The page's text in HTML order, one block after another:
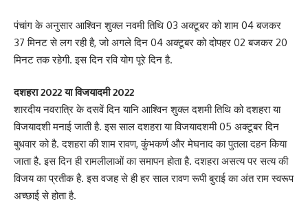
पंचांग के अनुसार आश्विन शुक्ल नवमी तिथि 03 अक्टूबर को शाम 04 बजकर
37 मिनट से लग रही है, जो अगले दिन 04 अक्टूबर को दोपहर 02 बजकर 20
मिनट तक रहेगी. इस दिन रवि योग पूरे दिन है.
दशहरा 2022 या विजयादमी 2022
शारदीय नवरात्रि के दसवें दिन यानि आश्विन शुक्ल दशमी तिथि को दशहरा या
विजयादशी मनाई जाती है. इस साल दशहरा या विजयादशमी 05 अक्टूबर दिन
बुधवार को है. दशहरा की शाम रावण, कुंभकर्ण और मेघनाद का पुतला दहन किया
जाता है. इस दिन ही रामलीलाओं का समापन होता है. दशहरा असत्य पर सत्य की
विजय का प्रतीक है. इस वजह से ही हर साल रावण रूपी बुराई का अंत राम स्वरूप
अच्छाई से होता है.